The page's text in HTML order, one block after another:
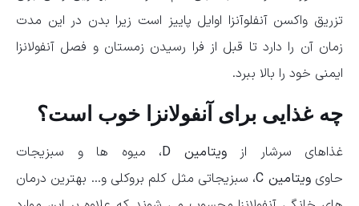
تزریق واکسن آنفلوآنزا اوایل پاییز است زیرا بدن در این مدت
زمان آن را دارد تا قبل از فرا رسیدن زمستان و فصل آنفولانزا
ایمنی خود را بالا ببرد.
چه غذایی برای آنفولانزا خوب است؟
غذاهای سرشار ازویتامین D
، میوه ها و سبزیجات
حاویویتامین C
، سبزیجاتی مثل کلم بروکلی و… بهترین درمان